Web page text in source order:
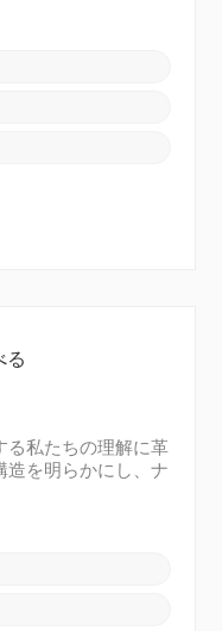
ンプルの表面との
像度の 3 次元表面
テクノロジー、生
く使用されていま
す。サンプルに電
エネルギーと強度
情報が得られま
プル内に存在する
る
る私たちの理解に革
造を明らかにし、ナ
型電子顕微鏡
ブログ投稿では、
を詳しく調べ、そ
す。 従来の走査